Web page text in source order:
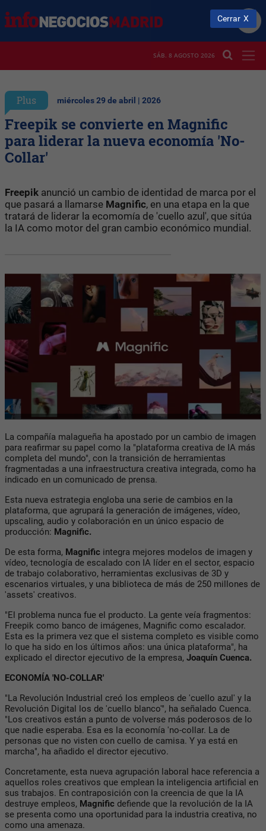
SÁB. 8 AGOSTO 2026
Plus miércoles 29 de abril | 2026
Freepik se convierte en Magnific
para liderar la nueva economía 'No-
Collar'
Freepik anunció un cambio de identidad de marca por el
que pasará a llamarse Magnific, en una etapa en la que
tratará de liderar la ecomomía de 'cuello azul', que sitúa
la IA como motor del gran cambio económico mundial.
La compañía malagueña ha apostado por un cambio de imagen
para reafirmar su papel como la "plataforma creativa de IA más
completa del mundo", con la transición de herramientas
fragmentadas a una infraestructura creativa integrada, como ha
indicado en un comunicado de prensa.
Esta nueva estrategia engloba una serie de cambios en la
plataforma, que agrupará la generación de imágenes, vídeo,
upscaling, audio y colaboración en un único espacio de
producción: Magnific.
De esta forma, Magnific integra mejores modelos de imagen y
vídeo, tecnología de escalado con IA líder en el sector, espacio
de trabajo colaborativo, herramientas exclusivas de 3D y
escenarios virtuales, y una biblioteca de más de 250 millones de
'assets' creativos.
"El problema nunca fue el producto. La gente veía fragmentos:
Freepik como banco de imágenes, Magnific como escalador.
Esta es la primera vez que el sistema completo es visible como
lo que ha sido en los últimos años: una única plataforma", ha
explicado el director ejecutivo de la empresa, Joaquín Cuenca.
ECONOMÍA 'NO-COLLAR'
"La Revolución Industrial creó los empleos de 'cuello azul' y la
Revolución Digital los de 'cuello blanco'", ha señalado Cuenca.
"Los creativos están a punto de volverse más poderosos de lo
que nadie esperaba. Esa es la economía 'no-collar. La de
personas que no visten con cuello de camisa. Y ya está en
marcha", ha añadido el director ejecutivo.
Concretamente, esta nueva agrupación laboral hace referencia a
aquellos roles creativos que emplean la inteligencia artificial en
sus trabajos. En contraposición con la creencia de que la IA
destruye empleos, Magnific defiende que la revolución de la IA
se presenta como una oportunidad para la industria creativa, no
como una amenaza.
Cerrar